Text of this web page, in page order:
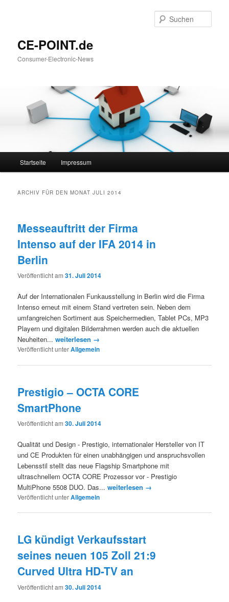
CE-POINT.de
Consumer-Electronic-News
Zum Inhalt wechseln
Zum sekundären Inhalt wechseln
Startseite Impressum
ARCHIV FÜR DEN MONATJULI 2014
Messeauftritt der Firma
Intenso auf der IFA 2014 in
Berlin
Veröffentlicht am31. Juli 2014
Auf der Internationalen Funkausstellung in Berlin wird die Firma
Intenso erneut mit einem Stand vertreten sein. Neben dem
umfangreichen Sortiment aus Speichermedien, Tablet PCs, MP3
Playern und digitalen Bilderrahmen werden auch die aktuellen
Neuheiten...weiterlesen →
Veröffentlicht unterAllgemein
Prestigio – OCTA CORE
SmartPhone
Veröffentlicht am30. Juli 2014
Qualität und Design - Prestigio, internationaler Hersteller von IT
und CE Produkten für einen unabhängigen und anspruchsvollen
Lebensstil stellt das neue Flagship Smartphone mit
ultraschnellem OCTA CORE Prozessor vor - Prestigio
MultiPhone 5508 DUO. Das...weiterlesen →
Veröffentlicht unterAllgemein
LG kündigt Verkaufsstart
seines neuen 105 Zoll 21:9
Curved Ultra HD-TV an
Veröffentlicht am30. Juli 2014